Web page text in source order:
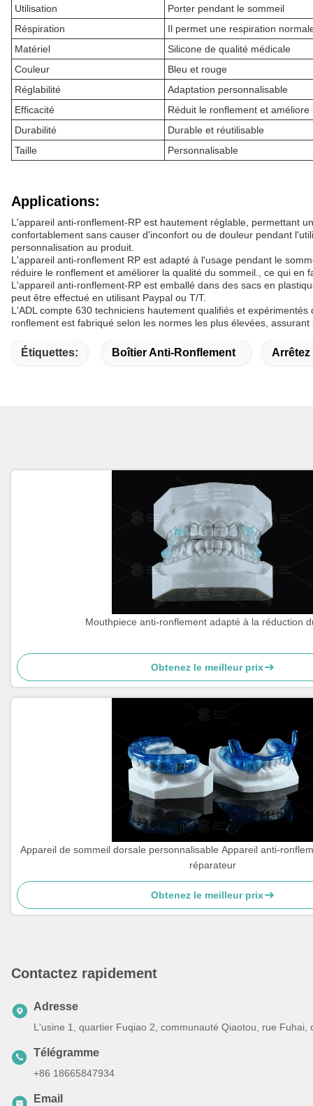
Utilisation
Porter pendant le sommeil
Réspiration
Il permet une respiration
Matériel
Silicone de qualité médicale
Couleur
Bleu et rouge
Réglabilité
Adaptation personnalisable
Efficacité
Réduit le ronflement et
Durabilité
Durable et réutilisable
Taille
Personnalisable
Applications:
L'appareil anti-ronflement-RP est hautement réglable, permettant
confortablement sans causer d'inconfort ou de douleur pendant
personnalisation au produit.
L'appareil anti-ronflement RP est adapté à l'usage pendant le
réduire le ronflement et améliorer la qualité du sommeil., ce qui
L'appareil anti-ronflement-RP est emballé dans des sacs en
peut être effectué en utilisant Paypal ou T/T.
L'ADL compte 630 techniciens hautement qualifiés et
ronflement est fabriqué selon les normes les plus élevées,
Étiquettes: Boîtier Anti-Ronflement Arrêtez
Mouthpiece anti-ronflement adapté à la réduction
Obtenez le meilleur prix
Appareil de sommeil dorsale personnalisable Appareil anti-
réparateur
Obtenez le meilleur prix
Contactez rapidement
Adresse
L'usine 1, quartier Fuqiao 2, communauté Qiaotou, rue
Télégramme
+86 18665847934
Email